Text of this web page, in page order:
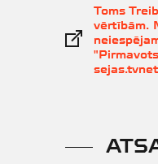
Toms
vērtībām.